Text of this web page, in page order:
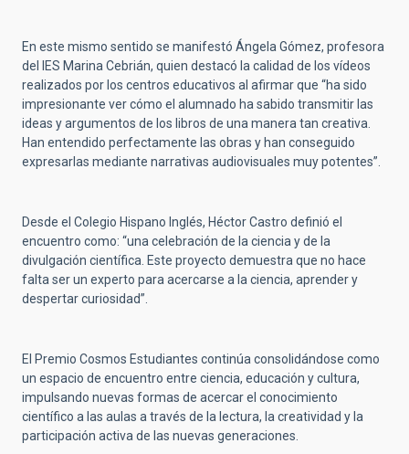
En este mismo sentido se manifestó Ángela Gómez, profesora
del IES Marina Cebrián, quien destacó la calidad de los vídeos
realizados por los centros educativos al afirmar que “ha sido
impresionante ver cómo el alumnado ha sabido transmitir las
ideas y argumentos de los libros de una manera tan creativa.
Han entendido perfectamente las obras y han conseguido
expresarlas mediante narrativas audiovisuales muy potentes”.
Desde el Colegio Hispano Inglés, Héctor Castro definió el
encuentro como: “una celebración de la ciencia y de la
divulgación científica. Este proyecto demuestra que no hace
falta ser un experto para acercarse a la ciencia, aprender y
despertar curiosidad”.
El Premio Cosmos Estudiantes continúa consolidándose como
un espacio de encuentro entre ciencia, educación y cultura,
impulsando nuevas formas de acercar el conocimiento
científico a las aulas a través de la lectura, la creatividad y la
participación activa de las nuevas generaciones.